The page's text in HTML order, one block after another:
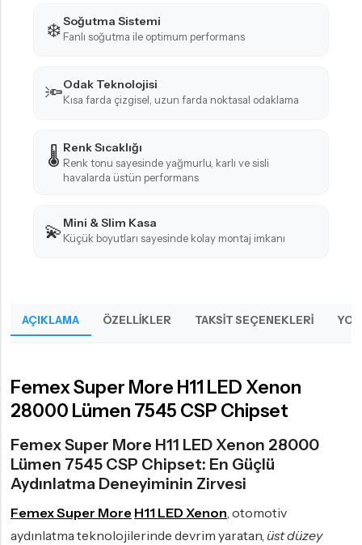
❄️Soğutma Sistemi
Fanlı soğutma ile optimum performans
🔦Odak Teknolojisi
Kısa farda çizgisel, uzun farda noktasal odaklama
🌡️ Renk Sıcaklığı
Renk tonu sayesinde yağmurlu, karlı ve sisli
havalarda üstün performans
💫Mini & Slim Kasa
Küçük boyutları sayesinde kolay montaj imkanı
AÇIKLAMA ÖZELLIKLER TAKSIT SEÇENEKLERI
Femex Super More H11 LED Xenon
28000 Lümen 7545 CSP Chipset
Femex Super More H11 LED Xenon 28000
Lümen 7545 CSP Chipset: En Güçlü
Aydınlatma Deneyiminin Zirvesi
Femex Super More H11 LED Xenon, otomotiv
aydınlatma teknolojilerinde devrim yaratan, üst düzey